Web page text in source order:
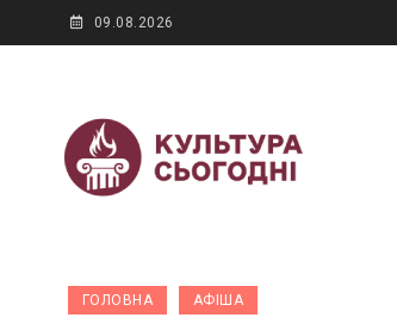
to
09.08.2026
ГОЛОВНА АФІША